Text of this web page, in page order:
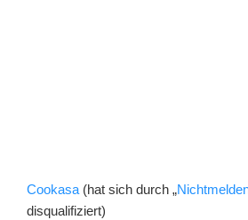
Cookasa (hat sich durch „
disqualifiziert)